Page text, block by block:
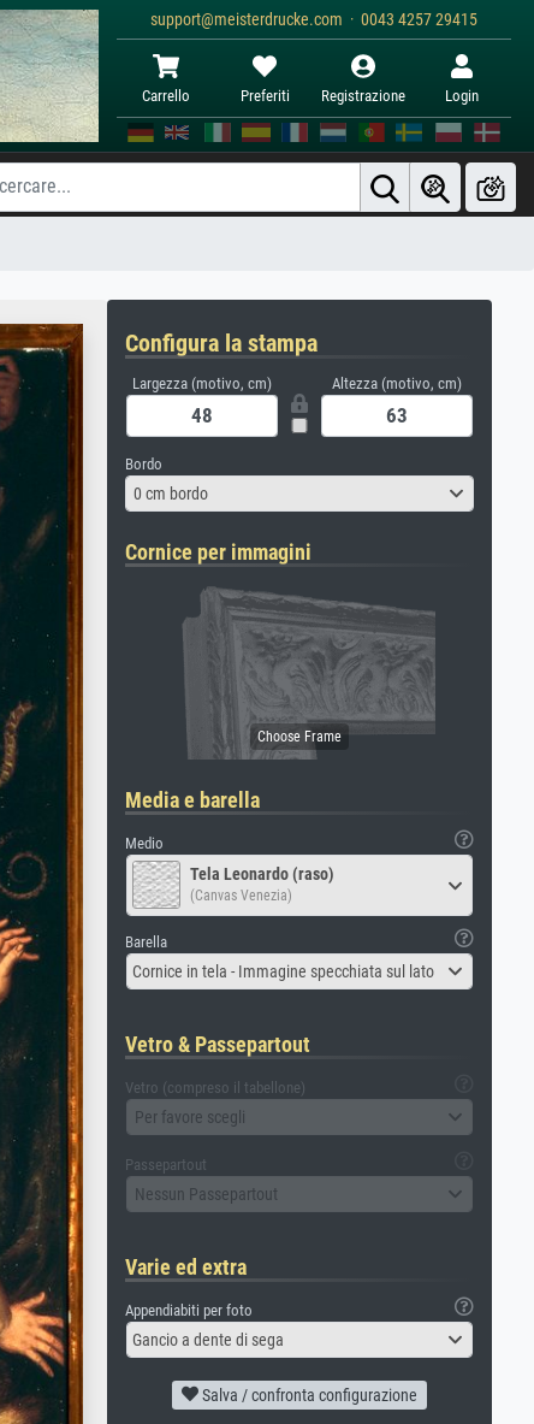
support@meisterdrucke.com · 0043 4257 29415
Carrello Preferiti Registrazione Login
Configura la stampa
Largezza (motivo, cm) Altezza (motivo, cm)
Bordo
0 cm bordo
Cornice per immagini
Media e barella
Medio
Tela Leonardo (raso)
(Canvas Venezia)
Barella
Cornice in tela - Immagine specchiata sul lato
Vetro & Passepartout
Vetro (compreso il tabellone)
Per favore scegli
Passepartout
Nessun Passepartout
Varie ed extra
Appendiabiti per foto
Gancio a dente di sega
Salva / confronta configurazione